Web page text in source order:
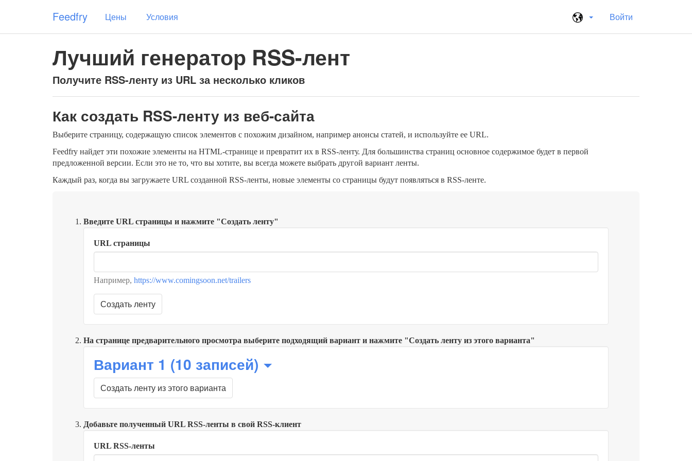
Feedfry Цены Условия Войти
Лучший генератор RSS-лент
Получите RSS-ленту из URL за несколько кликов
Как создать RSS-ленту из веб-сайта
Выберите страницу, содержащую список элементов с похожим дизайном, например анонсы статей, и используйте ее URL.
Feedfry найдет эти похожие элементы на HTML-странице и превратит их в RSS-ленту. Для большинства страниц основное содержимое будет в первой
предложенной версии. Если это не то, что вы хотите, вы всегда можете выбрать другой вариант ленты.
Каждый раз, когда вы загружаете URL созданной RSS-ленты, новые элементы со страницы будут появляться в RSS-ленте.
Введите URL страницы и нажмите "Создать ленту"
URL страницы
Например, https://www.comingsoon.net/trailers
Создать ленту
На странице предварительного просмотра выберите подходящий вариант и нажмите "Создать ленту из этого варианта"
Вариант 1 (10 записей)
Создать ленту из этого варианта
Добавьте полученный URL RSS-ленты в свой RSS-клиент
URL RSS-ленты